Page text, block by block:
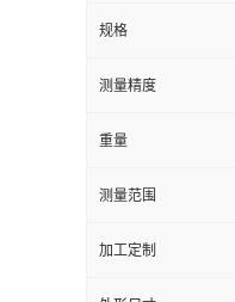
规格
测量精度
重量
测量范围
加工定制